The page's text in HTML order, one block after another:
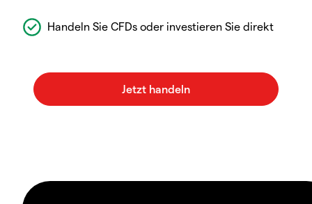
Handeln Sie CFDs oder investieren Sie direkt